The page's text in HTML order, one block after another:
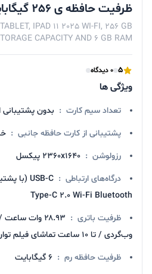
ظرفیت حافظه ی 256 گیگابایت و رم 6 گیگ
IPAD 11 2025 WI-FI, 256 GB
CAPACITY AND 6 GB RAM
5 0 دیدگاه
ویژگی ها
تعداد سیم کارت : بدون
پشتیبانی از کارت حافظه جانبی :
رزولوشن : ۲۳۶۰x۱۶۴۰ پیکسل
درگاه‌های ارتباطی :
Type-C ۲.۰ Wi-Fi Bluetooth
ظرفیت باتری :
وب‌گردی / تا ۱۰ ساعت تماشای فیلم توان شارژ ۴۵ وات
ظرفیت حافظه رم : 6 گیگابایت